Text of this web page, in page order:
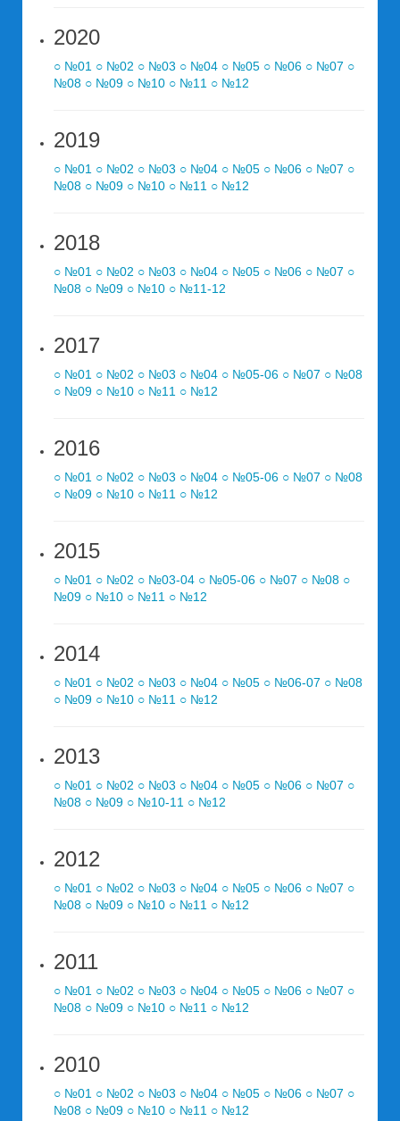
2020
○ №01 ○ №02 ○ №03 ○ №04 ○ №05 ○ №06 ○ №07 ○
№08 ○ №09 ○ №10 ○ №11 ○ №12
2019
○ №01 ○ №02 ○ №03 ○ №04 ○ №05 ○ №06 ○ №07 ○
№08 ○ №09 ○ №10 ○ №11 ○ №12
2018
○ №01 ○ №02 ○ №03 ○ №04 ○ №05 ○ №06 ○ №07 ○
№08 ○ №09 ○ №10 ○ №11-12
2017
○ №01 ○ №02 ○ №03 ○ №04 ○ №05-06 ○ №07 ○ №08
○ №09 ○ №10 ○ №11 ○ №12
2016
○ №01 ○ №02 ○ №03 ○ №04 ○ №05-06 ○ №07 ○ №08
○ №09 ○ №10 ○ №11 ○ №12
2015
○ №01 ○ №02 ○ №03-04 ○ №05-06 ○ №07 ○ №08 ○
№09 ○ №10 ○ №11 ○ №12
2014
○ №01 ○ №02 ○ №03 ○ №04 ○ №05 ○ №06-07 ○ №08
○ №09 ○ №10 ○ №11 ○ №12
2013
○ №01 ○ №02 ○ №03 ○ №04 ○ №05 ○ №06 ○ №07 ○
№08 ○ №09 ○ №10-11 ○ №12
2012
○ №01 ○ №02 ○ №03 ○ №04 ○ №05 ○ №06 ○ №07 ○
№08 ○ №09 ○ №10 ○ №11 ○ №12
2011
○ №01 ○ №02 ○ №03 ○ №04 ○ №05 ○ №06 ○ №07 ○
№08 ○ №09 ○ №10 ○ №11 ○ №12
2010
○ №01 ○ №02 ○ №03 ○ №04 ○ №05 ○ №06 ○ №07 ○
№08 ○ №09 ○ №10 ○ №11 ○ №12